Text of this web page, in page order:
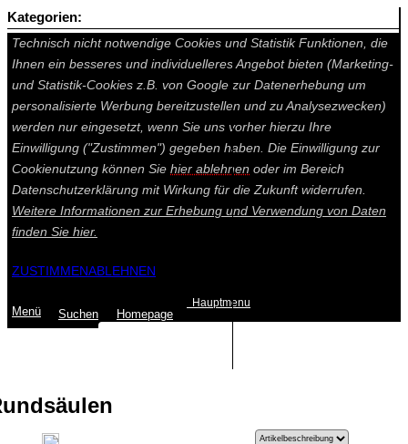
Auf dieser Seite werden technisch notwendige Cookies gesetzt.
Technisch nicht notwendige Cookies und Statistik Funktionen, die
Ihnen ein besseres und individuelleres Angebot bieten (Marketing-
und Statistik-Cookies z.B. von Google zur Datenerhebung um
personalisierte Werbung bereitzustellen und zu Analysezwecken)
werden nur eingesetzt, wenn Sie uns vorher hierzu Ihre
Einwilligung ("Zustimmen") gegeben haben. Die Einwilligung zur
Cookienutzung können Sie hier ablehnen oder im Bereich
Datenschutzerklärung mit Wirkung für die Zukunft widerrufen.
Weitere Informationen zur Erhebung und Verwendung von Daten
finden Sie hier.
ZUSTIMMENABLEHNEN
Menü Suchen Homepage
Hauptmenu
Kategorien: